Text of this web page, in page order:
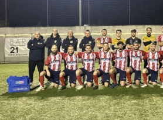
titolo
di
categoria
prende
la
via
del
Garda